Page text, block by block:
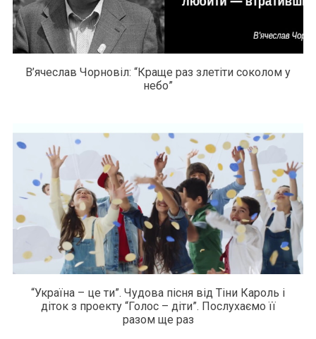
В’ячеслав Чорновіл: “Краще раз злетіти соколом у
небо”
“Україна – це ти”. Чудова пісня від Тіни Кароль і
діток з проекту “Голос – діти”. Послухаємо її
разом ще раз